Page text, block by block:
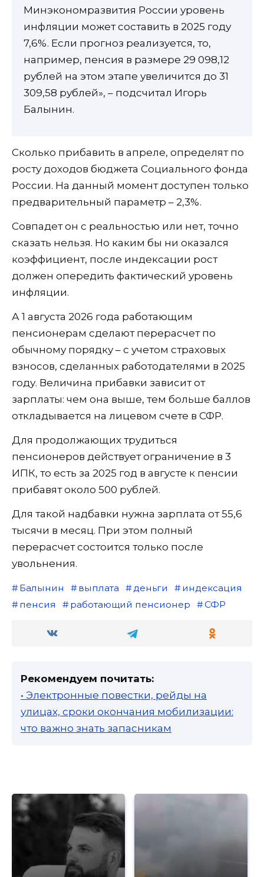
Минэкономразвития России уровень
инфляции может составить в 2025 году
7,6%. Если прогноз реализуется, то,
например, пенсия в размере 29 098,12
рублей на этом этапе увеличится до 31
309,58 рублей», – подсчитал Игорь
Балынин.
Сколько прибавить в апреле, определят по
росту доходов бюджета Социального фонда
России. На данный момент доступен только
предварительный параметр – 2,3%.
Совпадет он с реальностью или нет, точно
сказать нельзя. Но каким бы ни оказался
коэффициент, после индексации рост
должен опередить фактический уровень
инфляции.
А 1 августа 2026 года работающим
пенсионерам сделают перерасчет по
обычному порядку – с учетом страховых
взносов, сделанных работодателями в 2025
году. Величина прибавки зависит от
зарплаты: чем она выше, тем больше баллов
откладывается на лицевом счете в СФР.
Для продолжающих трудиться
пенсионеров действует ограничение в 3
ИПК, то есть за 2025 год в августе к пенсии
прибавят около 500 рублей.
Для такой надбавки нужна зарплата от 55,6
тысячи в месяц. При этом полный
перерасчет состоится только после
увольнения.
Балынин выплата деньги
индексация
пенсия
работающий пенсионер СФР
Рекомендуем почитать:
• Электронные повестки, рейды на
улицах, сроки окончания мобилизации:
что важно знать запасникам